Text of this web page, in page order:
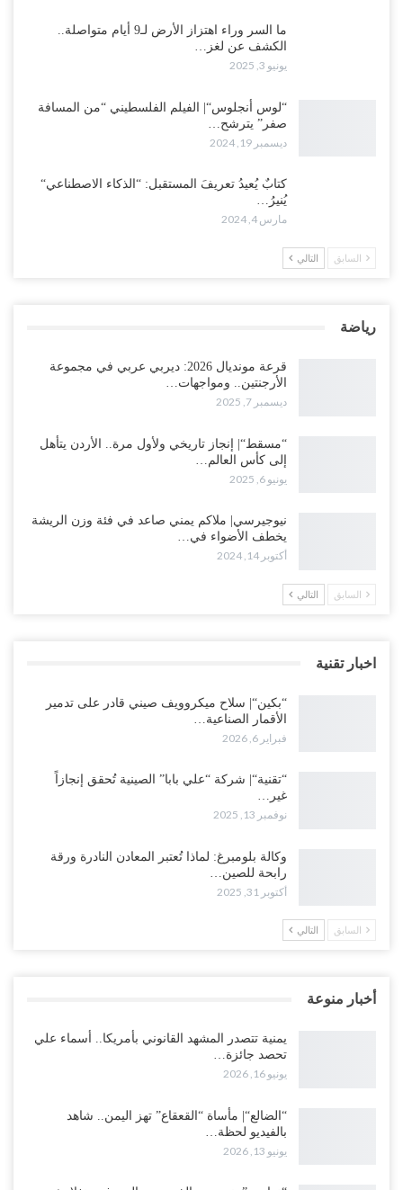
ما السر وراء اهتزاز الأرض لـ9 أيام متواصلة..
الكشف عن لغز…
يونيو 3, 2025
“لوس أنجلوس“| الفيلم الفلسطيني “من المسافة
صفر” يترشح…
ديسمبر 19, 2024
كتابٌ يُعيدُ تعريفَ المستقبل: “الذكاء الاصطناعي“
يُنيرُ…
مارس 4, 2024
السابق التالي
رياضة
قرعة مونديال 2026: ديربي عربي في مجموعة
الأرجنتين.. ومواجهات…
ديسمبر 7, 2025
“مسقط“| إنجاز تاريخي ولأول مرة.. الأردن يتأهل
إلى كأس العالم…
يونيو 6, 2025
نيوجيرسي| ملاكم يمني صاعد في فئة وزن الريشة
يخطف الأضواء في…
أكتوبر 14, 2024
السابق التالي
اخبار تقنية
“بكين“| سلاح ميكروويف صيني قادر على تدمير
الأقمار الصناعية…
فبراير 6, 2026
“تقنية“| شركة “علي بابا” الصينية تُحقق إنجازاً
غير…
نوفمبر 13, 2025
وكالة بلومبرغ: لماذا تُعتبر المعادن النادرة ورقة
رابحة للصين…
أكتوبر 31, 2025
السابق التالي
أخبار منوعة
يمنية تتصدر المشهد القانوني بأمريكا.. أسماء علي
تحصد جائزة…
يونيو 16, 2026
“الضالع“| مأساة “القعقاع” تهز اليمن.. شاهد
بالفيديو لحظة…
يونيو 13, 2026